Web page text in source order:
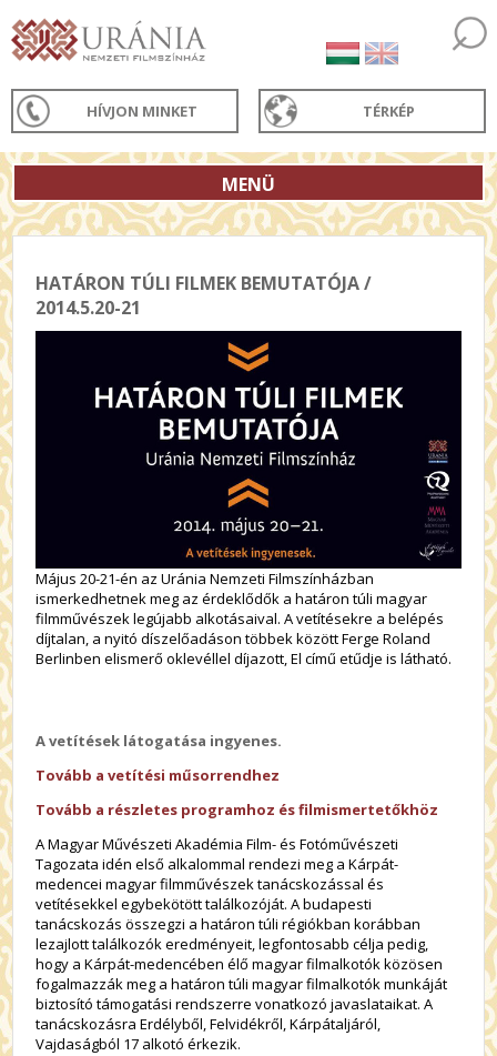
HÍVJON MINKET TÉRKÉP
MENÜ
HATÁRON TÚLI FILMEK BEMUTATÓJA /
2014.5.20-21
Május 20-21-én az Uránia Nemzeti Filmszínházban
ismerkedhetnek meg az érdeklődők a határon túli magyar
filmművészek legújabb alkotásaival. A vetítésekre a belépés
díjtalan, a nyitó díszelőadáson többek között Ferge Roland
Berlinben elismerő oklevéllel díjazott, El című etűdje is látható.
A vetítések látogatása ingyenes.
Tovább a vetítési műsorrendhez
Tovább a részletes programhoz és filmismertetőkhöz
A Magyar Művészeti Akadémia Film- és Fotóművészeti
Tagozata idén első alkalommal rendezi meg a Kárpát-
medencei magyar filmművészek tanácskozással és
vetítésekkel egybekötött találkozóját. A budapesti
tanácskozás összegzi a határon túli régiókban korábban
lezajlott találkozók eredményeit, legfontosabb célja pedig,
hogy a Kárpát-medencében élő magyar filmalkotók közösen
fogalmazzák meg a határon túli magyar filmalkotók munkáját
biztosító támogatási rendszerre vonatkozó javaslataikat. A
tanácskozásra Erdélyből, Felvidékről, Kárpátaljáról,
Vajdaságból 17 alkotó érkezik.